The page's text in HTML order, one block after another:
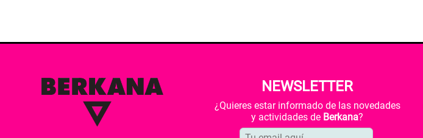
NEWSLETTER
¿Quieres estar informado de las novedades
y actividades de Berkana?